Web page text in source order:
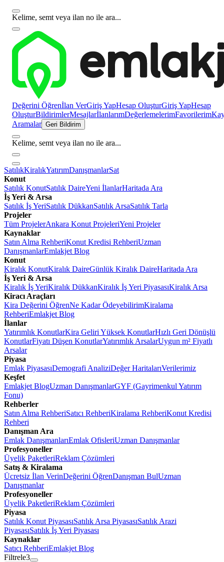
Kelime, semt veya ilan no ile ara...
Değerini Öğrenİlan VerGiriş YapHesap OluşturGiriş YapHesap
OluşturBildirimlerMesajlarİlanlarımDeğerlemelerimFavorilerim
Aramalar Geri Bildirim
Kelime, semt veya ilan no ile ara...
SatılıkKiralıkYatırımDanışmanlarSat
Konut
Satılık KonutSatılık DaireYeni İlanlarHaritada Ara
İş Yeri & Arsa
Satılık İş YeriSatılık DükkanSatılık ArsaSatılık Tarla
Projeler
Tüm ProjelerAnkara Konut ProjeleriYeni Projeler
Kaynaklar
Satın Alma RehberiKonut Kredisi RehberiUzman
DanışmanlarEmlakjet Blog
Konut
Kiralık KonutKiralık DaireGünlük Kiralık DaireHaritada Ara
İş Yeri & Arsa
Kiralık İş YeriKiralık DükkanKiralık İş Yeri PiyasasıKiralık Arsa
Kiracı Araçları
Kira Değerini ÖğrenNe Kadar ÖdeyebilirimKiralama
RehberiEmlakjet Blog
İlanlar
Yatırımlık KonutlarKira Geliri Yüksek KonutlarHızlı Geri Dönüşlü
KonutlarFiyatı Düşen KonutlarYatırımlık ArsalarUygun m² Fiyatlı
Arsalar
Piyasa
Emlak PiyasasıDemografi AnaliziDeğer HaritalarıVerilerimiz
Keşfet
Emlakjet BlogUzman DanışmanlarGYF (Gayrimenkul Yatırım
Fonu)
Rehberler
Satın Alma RehberiSatıcı RehberiKiralama RehberiKonut Kredisi
Rehberi
Danışman Ara
Emlak DanışmanlarıEmlak OfisleriUzman Danışmanlar
Profesyoneller
Üyelik PaketleriReklam Çözümleri
Satış & Kiralama
Ücretsiz İlan VerinDeğerini ÖğrenDanışman BulUzman
Danışmanlar
Profesyoneller
Üyelik PaketleriReklam Çözümleri
Piyasa
Satılık Konut PiyasasıSatılık Arsa PiyasasıSatılık Arazi
PiyasasıSatılık İş Yeri Piyasası
Kaynaklar
Satıcı RehberiEmlakjet Blog
Filtrele3